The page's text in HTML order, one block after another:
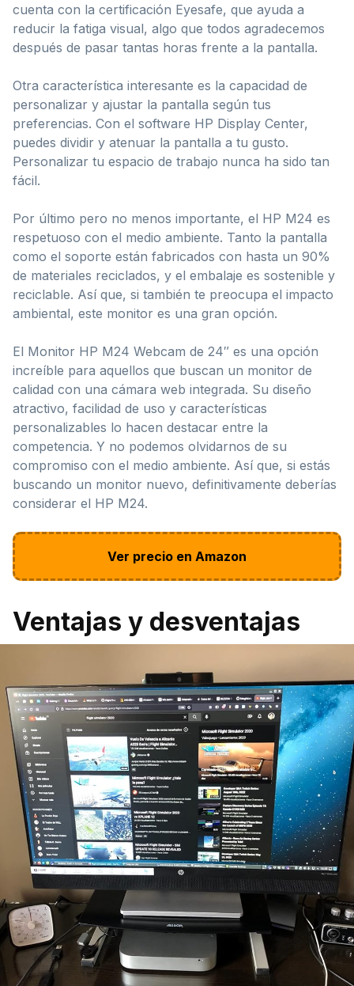
cuenta con la certificación Eyesafe, que ayuda a
reducir la fatiga visual, algo que todos agradecemos
después de pasar tantas horas frente a la pantalla.
Otra característica interesante es la capacidad de
personalizar y ajustar la pantalla según tus
preferencias. Con el software HP Display Center,
puedes dividir y atenuar la pantalla a tu gusto.
Personalizar tu espacio de trabajo nunca ha sido tan
fácil.
Por último pero no menos importante, el HP M24 es
respetuoso con el medio ambiente. Tanto la pantalla
como el soporte están fabricados con hasta un 90%
de materiales reciclados, y el embalaje es sostenible y
reciclable. Así que, si también te preocupa el impacto
ambiental, este monitor es una gran opción.
El Monitor HP M24 Webcam de 24″ es una opción
increíble para aquellos que buscan un monitor de
calidad con una cámara web integrada. Su diseño
atractivo, facilidad de uso y características
personalizables lo hacen destacar entre la
competencia. Y no podemos olvidarnos de su
compromiso con el medio ambiente. Así que, si estás
buscando un monitor nuevo, definitivamente deberías
considerar el HP M24.
Ver precio en Amazon
Ventajas y desventajas